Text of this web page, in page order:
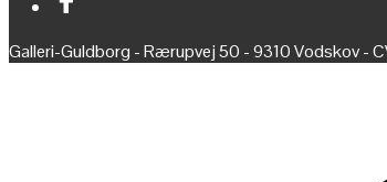
Galleri-Guldborg - Rærupvej 50 - 9310 Vodskov -